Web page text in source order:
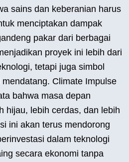
sains dan keberanian harus
menciptakan dampak
pakar dari berbagai
proyek ini lebih dari
tetapi juga simbol
Climate Impulse
bahwa masa depan
hijau, lebih cerdas, dan lebih
ini akan terus mendorong
dalam teknologi
secara ekonomi tanpa